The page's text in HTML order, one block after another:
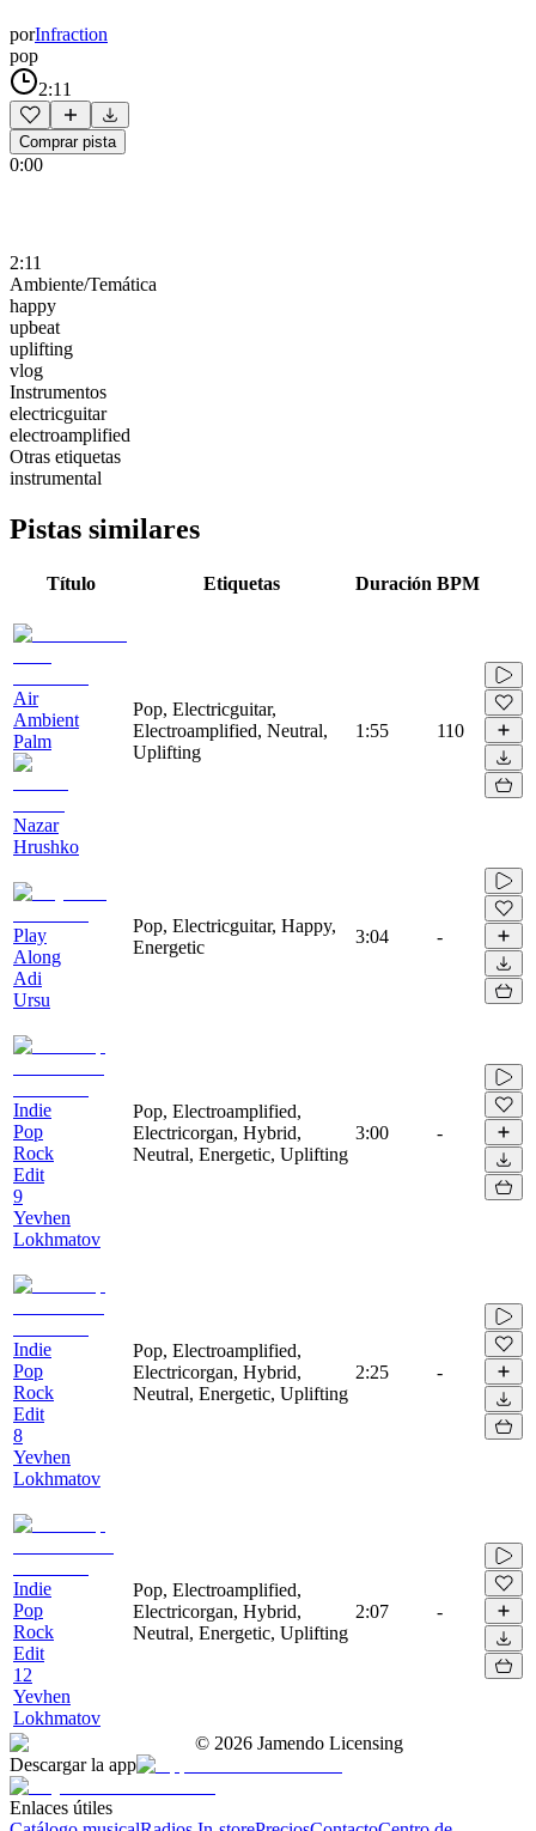
porInfraction
pop
2:11
Comprar pista
0:00
2:11
Ambiente/Temática
happy
upbeat
uplifting
vlog
Instrumentos
electricguitar
electroamplified
Otras etiquetas
instrumental
Pistas similares
Título Etiquetas Duración BPM
Air
Ambient
Palm
Nazar
Hrushko
Pop, Electricguitar,
Electroamplified, Neutral,
Uplifting
1:55 110
Play
Along
Adi
Ursu
Pop, Electricguitar, Happy,
Energetic
3:04 -
Indie
Pop
Rock
Edit
9
Yevhen
Lokhmatov
Pop, Electroamplified,
Electricorgan, Hybrid,
Neutral, Energetic, Uplifting
3:00 -
Indie
Pop
Rock
Edit
8
Yevhen
Lokhmatov
Pop, Electroamplified,
Electricorgan, Hybrid,
Neutral, Energetic, Uplifting
2:25 -
Indie
Pop
Rock
Edit
12
Yevhen
Lokhmatov
Pop, Electroamplified,
Electricorgan, Hybrid,
Neutral, Energetic, Uplifting
2:07 -
© 2026 Jamendo Licensing
Descargar la app
Enlaces útiles